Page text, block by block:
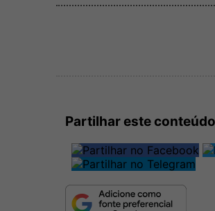
Partilhar este